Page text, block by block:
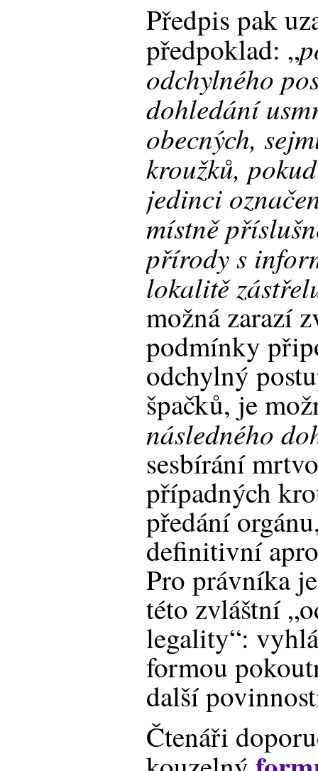
Předpis pak
předpoklad: „
odchylného
dohledání
obecných,
kroužků,
jedinci
místně
přírody s
lokalitě
možná zarazí
podmínky
odchylný
špačků, je
následného
sesbírání
případných
předání
definitivní
Pro právníka
této zvláštní
legality“:
formou
další
Čtenáři